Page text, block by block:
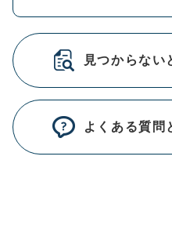
見つからない
よくある質問